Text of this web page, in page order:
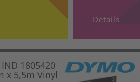
Détails
1805420
x 5,5m Vinyl